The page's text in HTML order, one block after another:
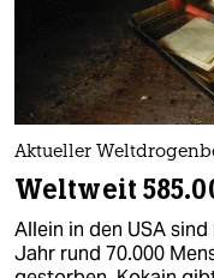
Aktueller
Weltweit
Allein in den USA
Jahr rund 70.000